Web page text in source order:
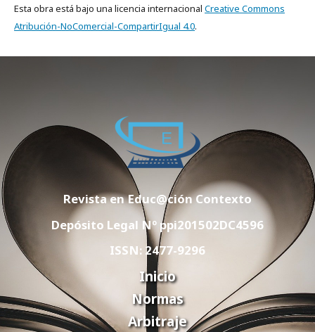
Esta obra está bajo una licencia internacional Creative Commons
Atribución-NoComercial-CompartirIgual 4.0.
Revista en Educ@ción Contexto
Depósito Legal Nº ppi201502DC4596
ISSN: 2477-9296
Inicio
Normas
Arbitraje